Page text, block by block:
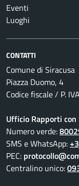
Eventi
Luoghi
CONTATTI
Comune di Siracusa
Piazza Duomo, 4
Codice fiscale / P.
Ufficio Rapporti con
Numero verde:
SMS e WhatsApp:
PEC:
Centralino unico: